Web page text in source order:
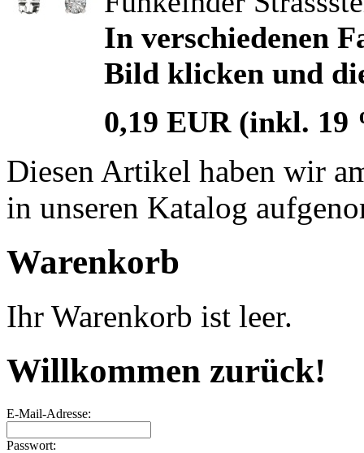
In verschiedenen
Bild klicken und
0,19 EUR (inkl. 19
Diesen Artikel haben wir
in unseren Katalog
Warenkorb
Ihr Warenkorb ist leer.
Willkommen zurück!
E-Mail-Adresse:
Passwort: